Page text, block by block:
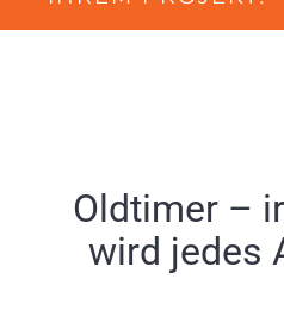
Oldtimer –
wird jedes